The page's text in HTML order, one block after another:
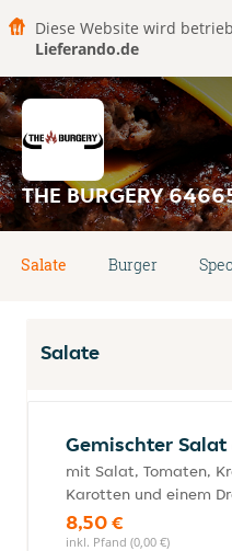
Diese Website wird
Lieferando.de
THE BURGERY
Salate Burger
Salate
Gemischter Salat
mit Salat, Tomaten,
Karotten und einem
8,50 €
inkl. Pfand (0,00 €)